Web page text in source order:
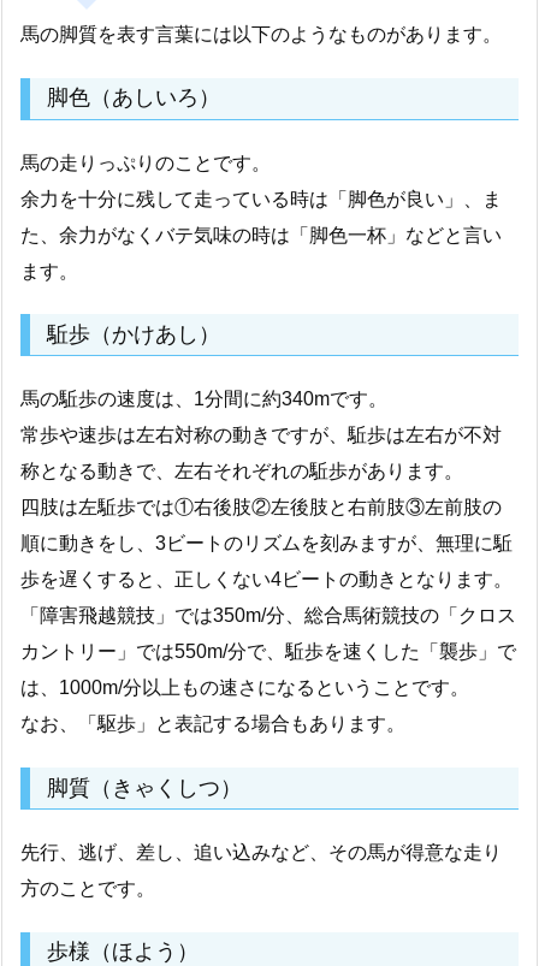
馬の脚質を表す言葉には以下のようなものがあります。
脚色（あしいろ）
馬の走りっぷりのことです。
余力を十分に残して走っている時は「脚色が良い」、ま
た、余力がなくバテ気味の時は「脚色一杯」などと言い
ます。
駈歩（かけあし）
馬の駈歩の速度は、1分間に約340mです。
常歩や速歩は左右対称の動きですが、駈歩は左右が不対
称となる動きで、左右それぞれの駈歩があります。
四肢は左駈歩では①右後肢②左後肢と右前肢③左前肢の
順に動きをし、3ビートのリズムを刻みますが、無理に駈
歩を遅くすると、正しくない4ビートの動きとなります。
「障害飛越競技」では350m/分、総合馬術競技の「クロス
カントリー」では550m/分で、駈歩を速くした「襲歩」で
は、1000m/分以上もの速さになるということです。
なお、「駆歩」と表記する場合もあります。
脚質（きゃくしつ）
先行、逃げ、差し、追い込みなど、その馬が得意な走り
方のことです。
歩様（ほよう）